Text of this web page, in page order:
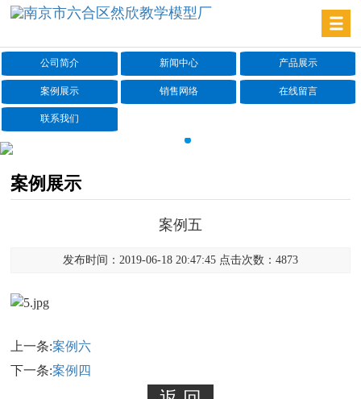
公司简介 新闻中心 产品展示
案例展示 销售网络 在线留言
联系我们
案例展示
案例五
发布时间：2019-06-18 20:47:45 点击次数：4873
上一条:案例六
下一条:案例四